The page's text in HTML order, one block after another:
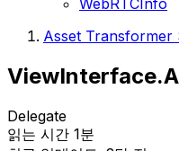
WebRTCInfo
Asset Transformer
Delegate
읽는 시간 1분